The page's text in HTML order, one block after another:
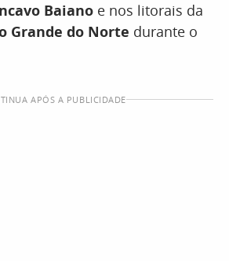
Baiano e nos litorais da
Grande do Norte durante o
APÓS A PUBLICIDADE